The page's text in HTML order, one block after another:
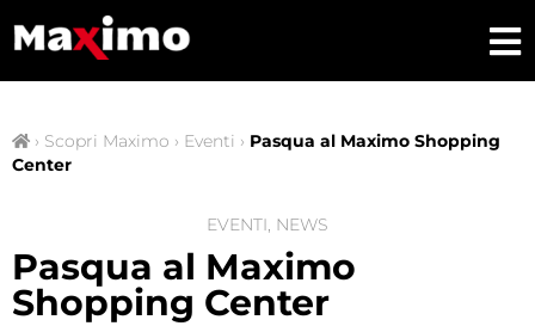
› Scopri Maximo › Eventi › Pasqua al Maximo Shopping
Center
EVENTI, NEWS
Pasqua al Maximo
Shopping Center